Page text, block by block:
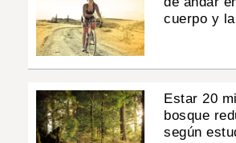
cuerpo y
Estar 20
bosque
según